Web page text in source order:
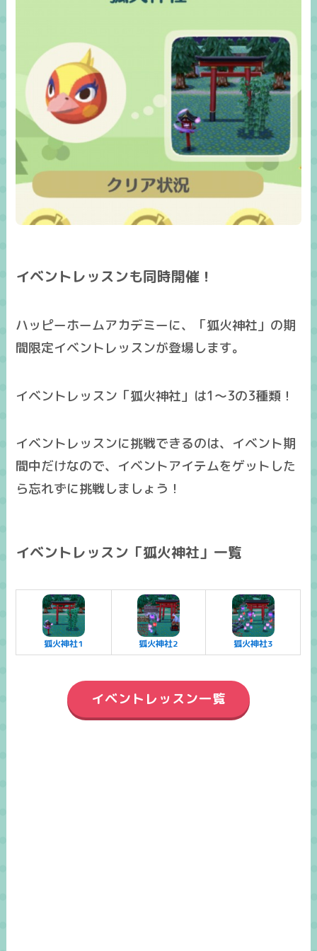
イベントレッスンも同時開催！
ハッピーホームアカデミーに、「狐火神社」の期
間限定イベントレッスンが登場します。
イベントレッスン「狐火神社」は1～3の3種類 ！
イベントレッスンに挑戦できるのは、イベント期
間中だけなので、イベントアイテムをゲットした
ら忘れずに挑戦しましょう！
イベントレッスン「狐火神社」一覧
狐火神社1 狐火神社2 狐火神社3
イベントレッスン一覧